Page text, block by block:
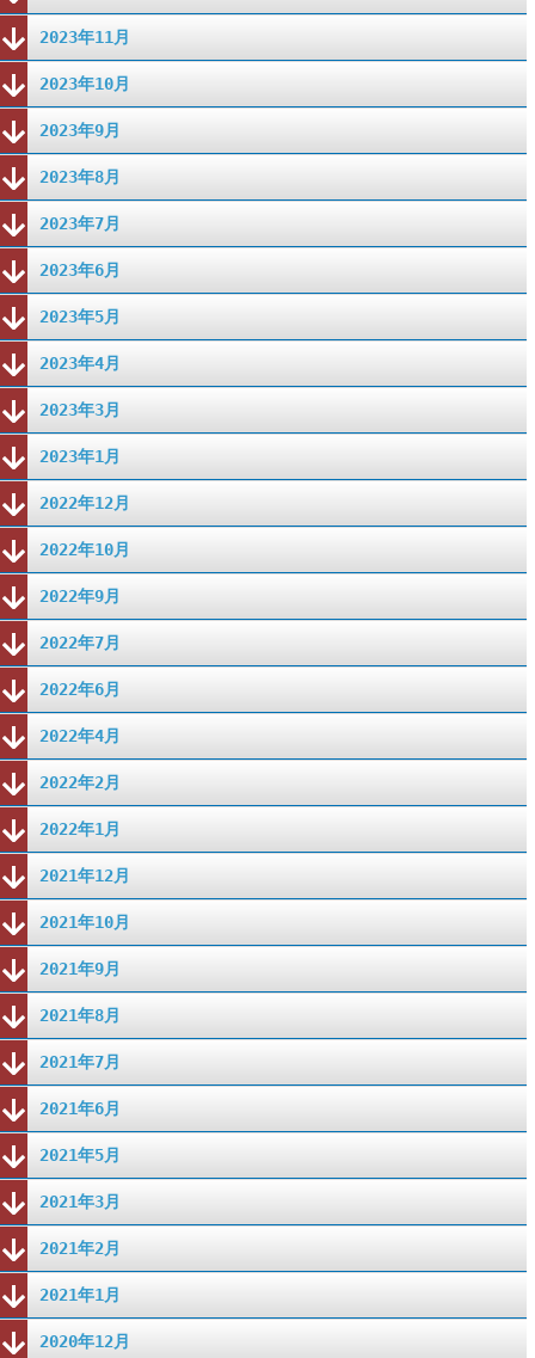
2023年11月
2023年10月
2023年9月
2023年8月
2023年7月
2023年6月
2023年5月
2023年4月
2023年3月
2023年1月
2022年12月
2022年10月
2022年9月
2022年7月
2022年6月
2022年4月
2022年2月
2022年1月
2021年12月
2021年10月
2021年9月
2021年8月
2021年7月
2021年6月
2021年5月
2021年3月
2021年2月
2021年1月
2020年12月